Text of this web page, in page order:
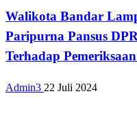
Walikota Bandar
Paripurna Pansus
Terhadap
Admin3 22 Juli 2024